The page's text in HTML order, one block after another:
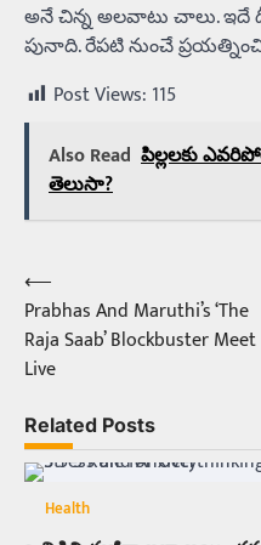
అనే చిన్న అలవాటు చాలు. ఇదే
పునాది. రేపటి నుంచే
Post Views: 115
Also Read పిల్లలకు
తెలుసా?
Post
navigation
⟵
Prabhas And Maruthi’s ‘The
Raja Saab’ Blockbuster Meet
Live
Related Posts
Health